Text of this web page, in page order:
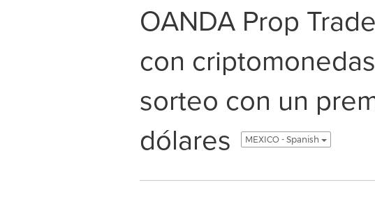
OANDA Prop
con
sorteo con un
dólares
MEXICO - Spanish